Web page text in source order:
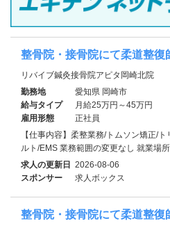
整骨院・接骨院にて柔道整復
リバイブ鍼灸接骨院アピタ岡崎北院
勤務地
愛知県 岡崎市
給与タイプ
月給25万円～45万円
雇用形態
正社員
【仕事内容】柔整業務/トムソン矯正/
ルト/EМS 業務範囲の変更なし 就業場
求人の更新日 2026-08-06
スポンサー
求人ボックス
整骨院・接骨院にて柔道整復